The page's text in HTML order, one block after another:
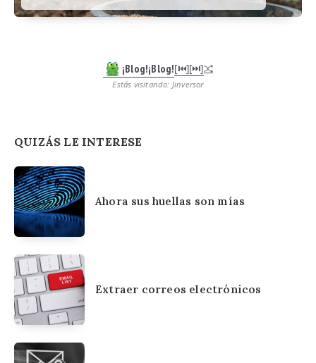
¡Blog!¡Blog![⏮︎][⏭︎]
Estás visitando: Jinversor
QUIZÁS LE INTERESE
Ahora sus huellas son mías
Extraer correos electrónicos